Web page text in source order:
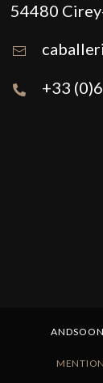
54480
+33